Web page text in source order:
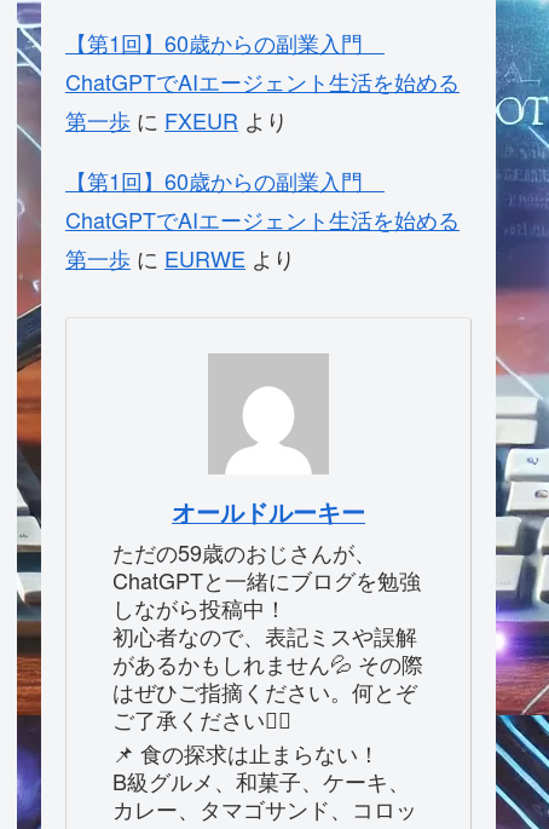
【第1回】60歳からの副業入門
ChatGPTでAIエージェント生活を始める
第一歩 に FXEUR より
【第1回】60歳からの副業入門
ChatGPTでAIエージェント生活を始める
第一歩 に EURWE より
オールドルーキー
ただの59歳のおじさんが、
ChatGPTと一緒にブログを勉強
しながら投稿中！
初心者なので、表記ミスや誤解
があるかもしれません💦 その際
はぜひご指摘ください。何とぞ
ご了承ください🙇‍♂️
📌 食の探求は止まらない！
B級グルメ、和菓子、ケーキ、
カレー、タマゴサンド、コロッ